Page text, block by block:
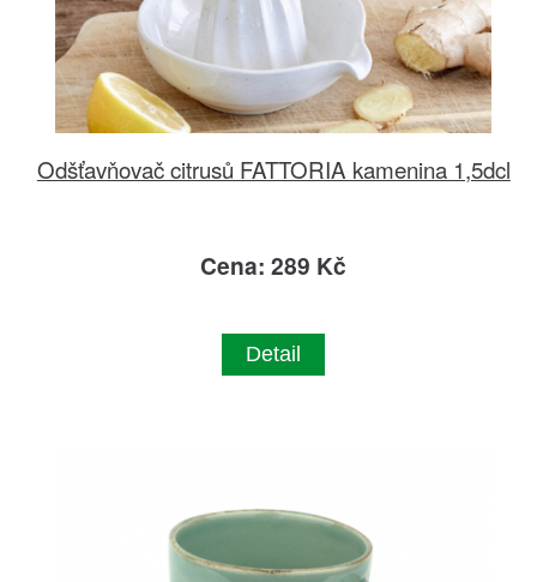
Odšťavňovač citrusů FATTORIA kamenina 1,5dcl
Cena: 289 Kč
Detail